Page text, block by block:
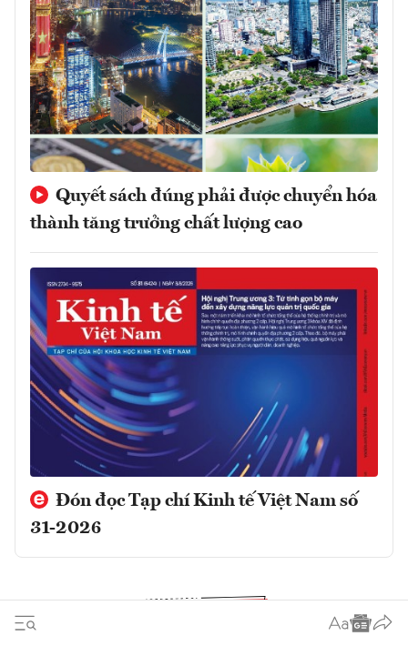
Quyết sách đúng phải được chuyển hóa
thành tăng trưởng chất lượng cao
Đón đọc Tạp chí Kinh tế Việt Nam số
31-2026